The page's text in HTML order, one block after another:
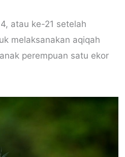
atau ke-21 setelah
melaksanakan aqiqah
perempuan satu ekor